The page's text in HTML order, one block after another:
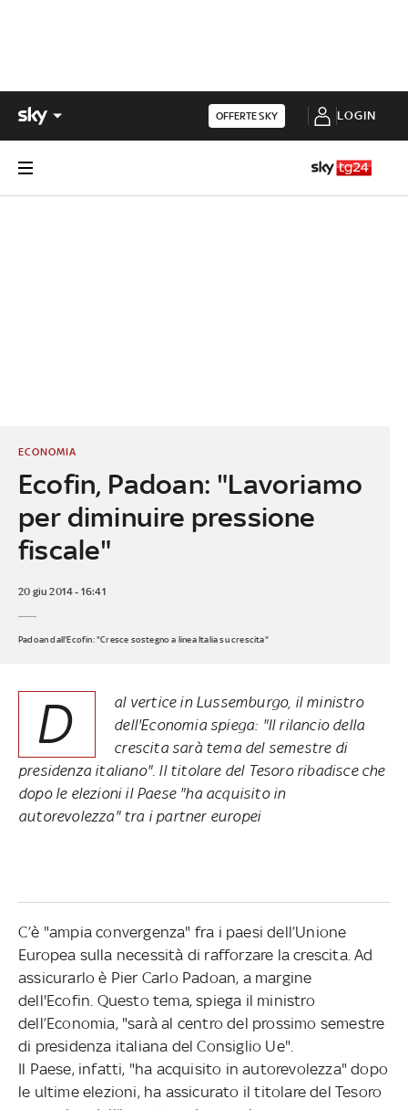
OFFERTE SKY LOGIN
Ecofin, Padoan: "Lavoriamo
per diminuire pressione
fiscale"
ECONOMIA
20 giu 2014 - 16:41
Padoan dall'Ecofin: "Cresce sostegno a linea Italia su crescita"
D
al vertice in Lussemburgo, il ministro
dell'Economia spiega: "Il rilancio della
crescita sarà tema del semestre di
presidenza italiano". Il titolare del Tesoro ribadisce che
dopo le elezioni il Paese "ha acquisito in
autorevolezza" tra i partner europei
C’è "ampia convergenza" fra i paesi dell’Unione
Europea sulla necessità di rafforzare la crescita. Ad
assicurarlo è Pier Carlo Padoan, a margine
dell'Ecofin. Questo tema, spiega il ministro
dell’Economia, "sarà al centro del prossimo semestre
di presidenza italiana del Consiglio Ue".
Il Paese, infatti, "ha acquisito in autorevolezza" dopo
le ultime elezioni, ha assicurato il titolare del Tesoro